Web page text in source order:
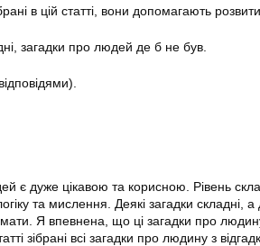
в цій статті, вони допомагають розвити
загадки про людей де б не був.
є дуже цікавою та корисною. Рівень
та мислення. Деякі загадки складні, а
Я впевнена, що ці загадки про
зібрані всі загадки про людину з